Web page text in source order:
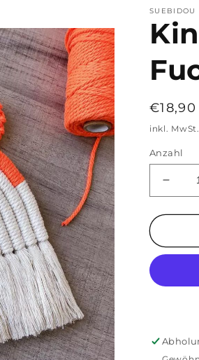
SUEBIDOU
Preis
€18,90
inkl. MwSt.
Anzahl
die